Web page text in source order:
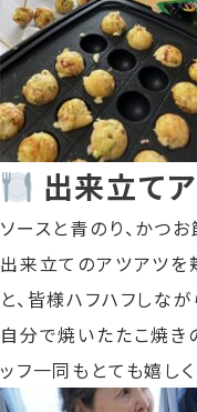
出来立て
ソースと青のり、かつ
出来立てのアツアツ
と、皆様ハフハフしな
自分で焼いたたこ焼き
ッフ一同もとても嬉しく